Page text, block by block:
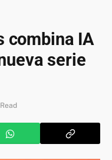
combina IA
serie